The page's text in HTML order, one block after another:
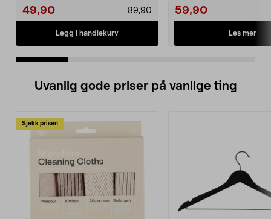
49,90 89,90
Legg i handlekurv
59,90
Les mer
Uvanlig gode priser på vanlige ting
Sjekk prisen